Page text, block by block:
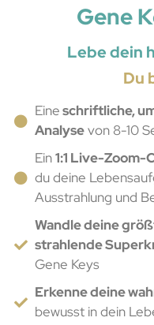
Gene
Lebe dein
Du
Eineschriftliche,
Analysevon 8-10
Ein1:1 Live-Zoom-
du deine
Ausstrahlung und
Wandle deine
strahlende
Gene Keys
Erkenne deine
bewusst in dein